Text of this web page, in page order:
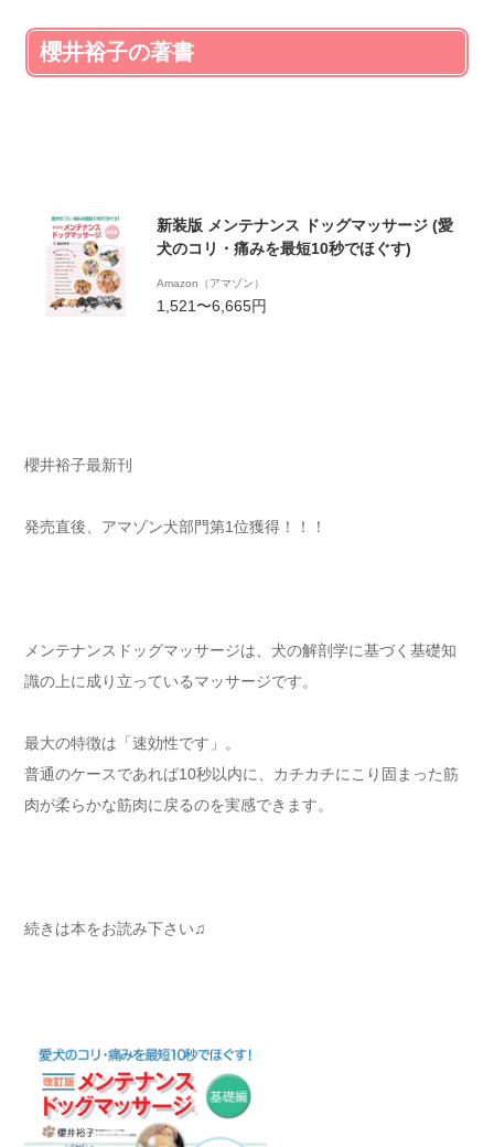
櫻井裕子の著書
新装版 メンテナンス ドッグマッサージ (愛
犬のコリ・痛みを最短10秒でほぐす)
Amazon（アマゾン）
1,521〜6,665円
櫻井裕子最新刊
発売直後、アマゾン犬部門第1位獲得！！！
メンテナンスドッグマッサージは、犬の解剖学に基づく基礎知
識の上に成り立っているマッサージです。
最大の特徴は「速効性です」。
普通のケースであれば10秒以内に、カチカチにこり固まった筋
肉が柔らかな筋肉に戻るのを実感できます。
続きは本をお読み下さい♫